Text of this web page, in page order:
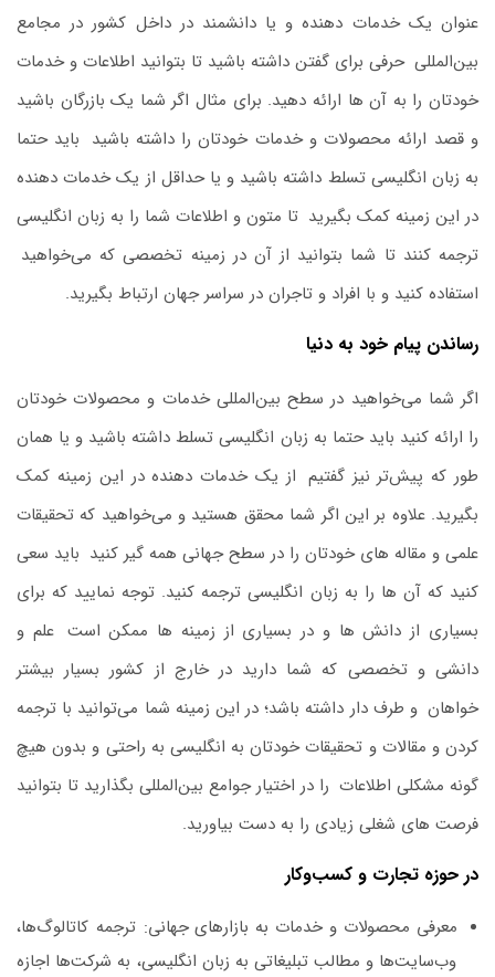
‌عنوان یک خدمات ‌دهنده و یا دانشمند در داخل کشور در مجامع
بین‌المللی حرفی برای گفتن داشته باشید تا بتوانید اطلاعات و خدمات
خودتان را به آن‌ ها ارائه دهید. برای مثال اگر شما یک بازرگان باشید
و قصد ارائه محصولات و خدمات خودتان را داشته باشید باید حتما
به زبان انگلیسی تسلط داشته باشید و یا حداقل از یک خدمات‌ دهنده
در این زمینه کمک بگیرید تا متون و اطلاعات شما را به زبان انگلیسی
ترجمه کنند تا شما بتوانید از آن در زمینه تخصصی که می‌خواهید
استفاده کنید و با افراد و تاجران در سراسر جهان ارتباط بگیرید.
رساندن پیام خود به دنیا
اگر شما می‌خواهید در سطح بین‌المللی خدمات و محصولات خودتان
را ارائه کنید باید حتما به زبان انگلیسی تسلط داشته باشید و یا همان
‌طور که پیش‌تر نیز گفتیم از یک خدمات‌ دهنده در این زمینه کمک
بگیرید. علاوه‌ بر این اگر شما محقق هستید و می‌خواهید که تحقیقات
علمی و مقاله ‌های خودتان را در سطح جهانی همه ‌گیر کنید باید سعی
کنید که آن‌ ها را به زبان انگلیسی ترجمه کنید. توجه نمایید که برای
بسیاری از دانش‌ ها و در بسیاری از زمینه‌ ها ممکن است علم و
دانشی و تخصصی که شما دارید در خارج از کشور بسیار بیشتر
خواهان و طرف ‌دار داشته باشد؛ در این زمینه شما می‌توانید با ترجمه
کردن و مقالات و تحقیقات خودتان به انگلیسی به‌ راحتی و بدون هیچ
‌گونه مشکلی اطلاعات را در اختیار جوامع بین‌المللی بگذارید تا بتوانید
فرصت ‌های شغلی زیادی را به دست بیاورید.
در حوزه تجارت و کسب‌وکار
معرفی محصولات و خدمات به بازارهای جهانی: ترجمه کاتالوگ‌ها،
وب‌سایت‌ها و مطالب تبلیغاتی به زبان انگلیسی، به شرکت‌ها اجازه